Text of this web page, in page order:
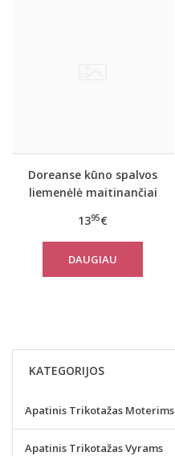
Doreanse kūno spalvos
liemenėlė maitinančiai
1395€
DAUGIAU
KATEGORIJOS
Apatinis Trikotažas Moterims
Apatinis Trikotažas Vyrams